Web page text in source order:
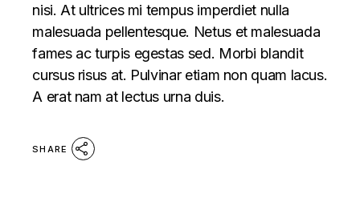
nisi. At ultrices mi tempus imperdiet nulla
malesuada pellentesque. Netus et malesuada
fames ac turpis egestas sed. Morbi blandit
cursus risus at. Pulvinar etiam non quam lacus.
A erat nam at lectus urna duis.
SHARE